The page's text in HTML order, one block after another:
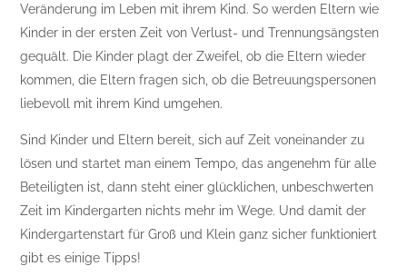
Veränderung im Leben mit ihrem Kind. So werden Eltern wie
Kinder in der ersten Zeit von Verlust- und Trennungsängsten
gequält. Die Kinder plagt der Zweifel, ob die Eltern wieder
kommen, die Eltern fragen sich, ob die Betreuungspersonen
liebevoll mit ihrem Kind umgehen.
Sind Kinder und Eltern bereit, sich auf Zeit voneinander zu
lösen und startet man einem Tempo, das angenehm für alle
Beteiligten ist, dann steht einer glücklichen, unbeschwerten
Zeit im Kindergarten nichts mehr im Wege. Und damit der
Kindergartenstart für Groß und Klein ganz sicher funktioniert
gibt es einige Tipps!